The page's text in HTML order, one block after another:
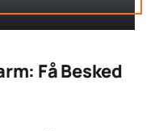
Få Besked